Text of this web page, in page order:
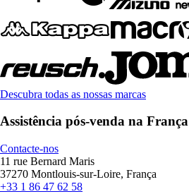
Descubra todas as nossas marcas
Assistência pós-venda na França
Contacte-nos
11 rue Bernard Maris
37270 Montlouis-sur-Loire, França
+33 1 86 47 62 58